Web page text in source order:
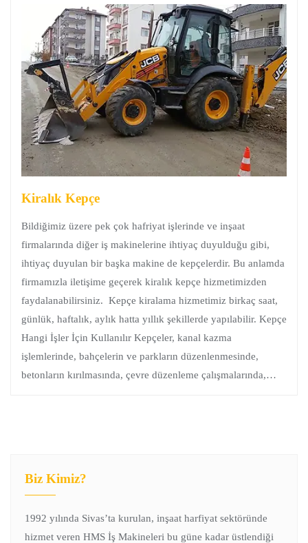
Kiralık Kepçe
Bildiğimiz üzere pek çok hafriyat işlerinde ve inşaat
firmalarında diğer iş makinelerine ihtiyaç duyulduğu gibi,
ihtiyaç duyulan bir başka makine de kepçelerdir. Bu anlamda
firmamızla iletişime geçerek kiralık kepçe hizmetimizden
faydalanabilirsiniz. Kepçe kiralama hizmetimiz birkaç saat,
günlük, haftalık, aylık hatta yıllık şekillerde yapılabilir. Kepçe
Hangi İşler İçin Kullanılır Kepçeler, kanal kazma
işlemlerinde, bahçelerin ve parkların düzenlenmesinde,
betonların kırılmasında, çevre düzenleme çalışmalarında,…
Biz Kimiz?
1992 yılında Sivas’ta kurulan, inşaat harfiyat sektöründe
hizmet veren HMS İş Makineleri bu güne kadar üstlendiği